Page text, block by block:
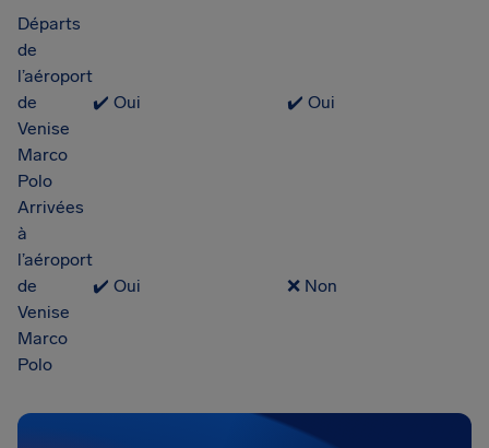
Départs
de
l’aéroport
de
Venise
Marco
Polo
✔️ Oui ✔️ Oui
Arrivées
à
l’aéroport
de
Venise
Marco
Polo
✔️ Oui ❌ Non